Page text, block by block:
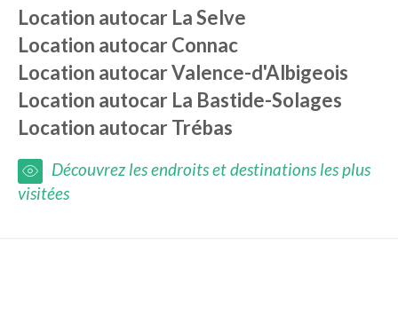
Location autocar La Selve
Location autocarConnac
Location autocarValence-d'Albigeois
Location autocar La Bastide-Solages
Location autocarTrébas
Découvrez les endroits et destinations les plus
visitées